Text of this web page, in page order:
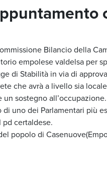
Bilancio della
empolese valdelsa per
di Stabilità in via di
che avrà a livello sia
sostegno
uno dei Parlamentari più
certaldese.
popolo di